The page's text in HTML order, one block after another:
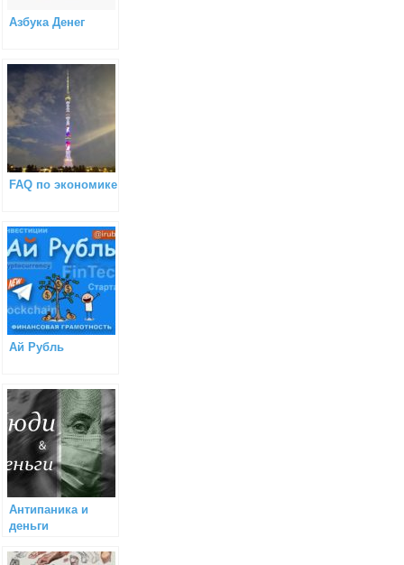
Азбука Денег
FAQ по экономике
Ай Рубль
Антипаника и
деньги